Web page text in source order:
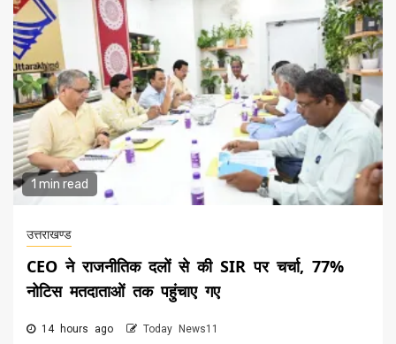
1 min read
उत्तराखण्ड
CEO ने राजनीतिक दलों से की SIR पर चर्चा, 77%
नोटिस मतदाताओं तक पहुंचाए गए
14 hours ago Today News11